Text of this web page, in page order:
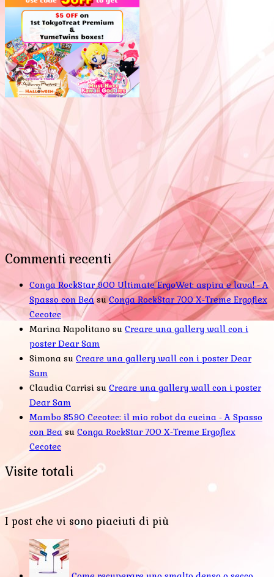
Commenti recenti
Conga RockStar 900 Ultimate ErgoWet: aspira e lava! - A
Spasso con BeasuConga RockStar 700 X-Treme Ergoflex
Cecotec
Marina Napolitano su Creare una gallery wall con i
poster Dear Sam
Simona su Creare una gallery wall con i poster Dear
Sam
Claudia Carrisi su Creare una gallery wall con i poster
Dear Sam
Mambo 8590 Cecotec: il mio robot da cucina - A Spasso
con Bea su Conga RockStar 700 X-Treme Ergoflex
Cecotec
Visite totali
I post che vi sono piaciuti di più